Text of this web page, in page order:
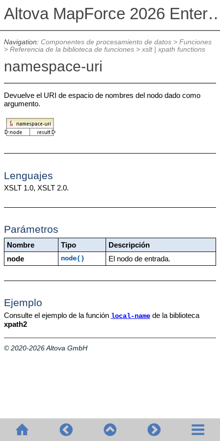
Altova MapForce 2026
Navigation: Componentes de procesamiento de datos> Funciones
> Referencia de la biblioteca de funciones> xslt | xpath functions
namespace-uri
Devuelve el URI de espacio de nombres del nodo dado como
argumento.
Lenguajes
XSLT 1.0, XSLT 2.0.
Parámetros
Nombre Tipo
Descripción
node
node() El nodo de entrada.
Ejemplo
Consulte el ejemplo de la función local-namede la biblioteca
xpath2
© 2020-2026 Altova GmbH